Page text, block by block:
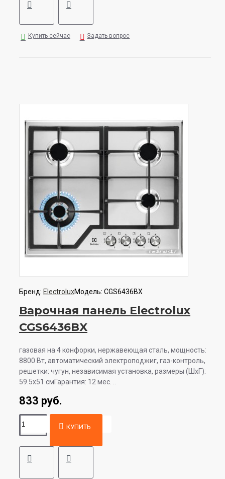
Купить сейчас Задать вопрос
Бренд: ElectroluxМодель: CGS6436BX
Варочная панель Electrolux
CGS6436BX
газовая на 4 конфорки, нержавеющая сталь, мощность:
8800 Вт, автоматический электроподжиг, газ-контроль,
решетки: чугун, независимая установка, размеры (ШхГ):
59.5x51 смГарантия: 12 мес. ..
833 руб.
КУПИТЬ